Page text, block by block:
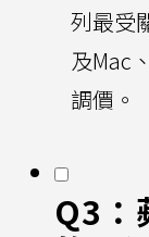
列最受
及Mac
調價。
Q3：